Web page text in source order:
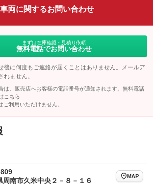
ルーフレール
：装備なし
：装備なし
両に関するお問い合わせ
まずは在庫確認・見積り依頼
無料電話でお問い合わせ
後に何度もご連絡が届くことはありません。メールア
れません。
は、販売店へお客様の電話番号が通知されます。無料電話
こちら
ご利用いただけません。
周南市久米中央２－８－１６
MAP